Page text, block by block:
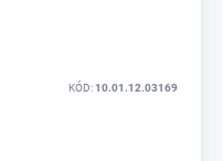
KÓD:10.01.12.03169